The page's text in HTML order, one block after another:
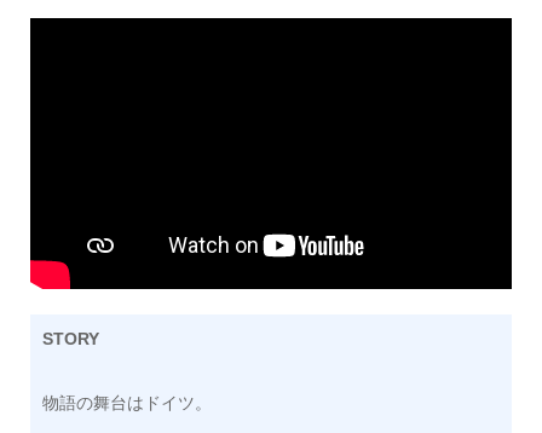
STORY
物語の舞台はドイツ。